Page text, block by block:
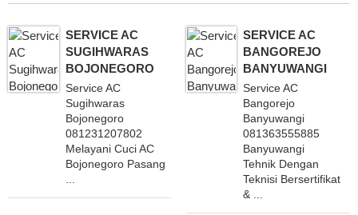
SERVICE AC
SUGIHWARAS
BOJONEGORO
Service AC
Sugihwaras
Bojonegoro
081231207802
Melayani Cuci AC
Bojonegoro Pasang
SERVICE AC
BANGOREJO
BANYUWANGI
Service AC
Bangorejo
Banyuwangi
081363555885
Banyuwangi
Tehnik Dengan
Teknisi Bersertifikat
& ...